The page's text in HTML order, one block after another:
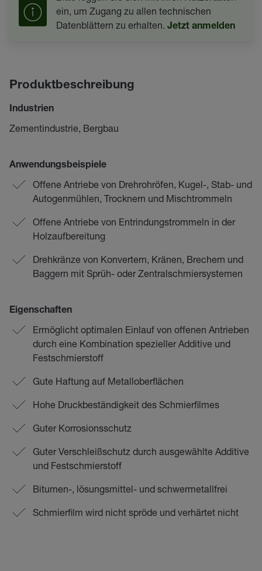
ein, um Zugang zu allen technischen
Datenblättern zu erhalten. Jetzt anmelden
Produktbeschreibung
Industrien
Zementindustrie, Bergbau
Anwendungsbeispiele
Offene Antriebe von Drehrohröfen, Kugel-, Stab- und
Autogenmühlen, Trocknern und Mischtrommeln
Offene Antriebe von Entrindungstrommeln in der
Holzaufbereitung
Drehkränze von Konvertern, Kränen, Brechern und
Baggern mit Sprüh- oder Zentralschmiersystemen
Eigenschaften
Ermöglicht optimalen Einlauf von offenen Antrieben
durch eine Kombination spezieller Additive und
Festschmierstoff
Gute Haftung auf Metalloberflächen
Hohe Druckbeständigkeit des Schmierfilmes
Guter Korrosionsschutz
Guter Verschleißschutz durch ausgewählte Additive
und Festschmierstoff
Bitumen-, lösungsmittel- und schwermetallfrei
Schmierfilm wird nicht spröde und verhärtet nicht